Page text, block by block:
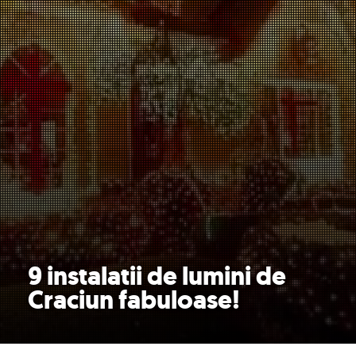
9 instalatii de lumini de
Craciun fabuloase!